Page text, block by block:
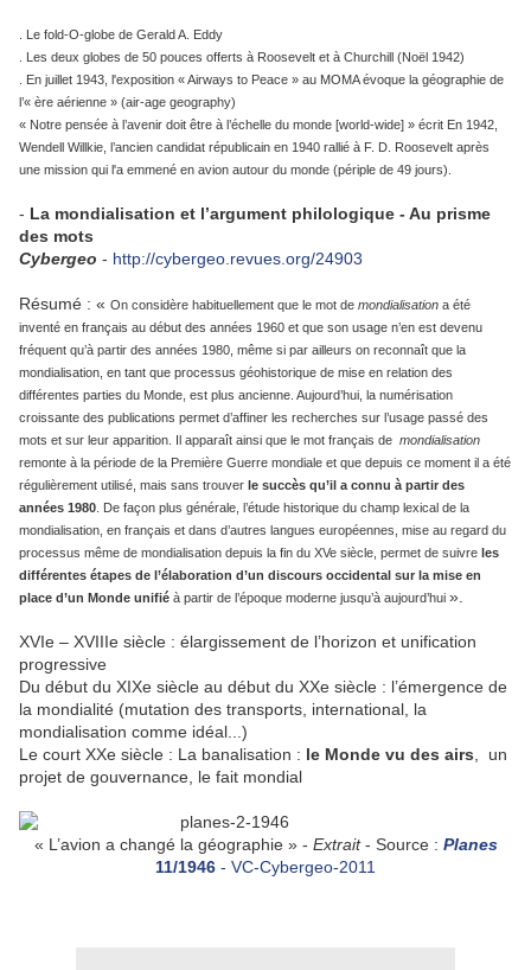
. Le fold-O-globe de Gerald A. Eddy
. Les deux globes de 50 pouces offerts à Roosevelt et à Churchill (Noël 1942)
. En juillet 1943, l'exposition « Airways to Peace » au MOMA évoque la géographie de
l’« ère aérienne » (air-age geography)
« Notre pensée à l’avenir doit être à l’échelle du monde [world-wide] » écrit En 1942,
Wendell Willkie, l’ancien candidat républicain en 1940 rallié à F. D. Roosevelt après
une mission qui l'a emmené en avion autour du monde (périple de 49 jours).
- La mondialisation et l’argument philologique - Au prisme
des mots
Cybergeo - http://cybergeo.revues.org/24903
Résumé : « On considère habituellement que le mot de mondialisation a été
inventé en français au début des années 1960 et que son usage n’en est devenu
fréquent qu’à partir des années 1980, même si par ailleurs on reconnaît que la
mondialisation, en tant que processus géohistorique de mise en relation des
différentes parties du Monde, est plus ancienne. Aujourd’hui, la numérisation
croissante des publications permet d’affiner les recherches sur l’usage passé des
mots et sur leur apparition. Il apparaît ainsi que le mot français de mondialisation
remonte à la période de la Première Guerre mondiale et que depuis ce moment il a été
régulièrement utilisé, mais sans trouver le succès qu’il a connu à partir des
années 1980 . De façon plus générale, l’étude historique du champ lexical de la
mondialisation, en français et dans d’autres langues européennes, mise au regard du
processus même de mondialisation depuis la fin du XVe siècle, permet de suivre les
différentes étapes de l’élaboration d’un discours occidental sur la mise en
place d’un Monde unifié à partir de l’époque moderne jusqu’à aujourd’hui ».
XVIe – XVIIIe siècle : élargissement de l’horizon et unification
progressive
Du début du XIXe siècle au début du XXe siècle : l’émergence de
la mondialité (mutation des transports, international, la
mondialisation comme idéal...)
Le court XXe siècle : La banalisation : le Monde vu des airs , un
projet de gouvernance, le fait mondial
« L’avion a changé la géographie » - Extrait- Source : Planes
11/1946 - VC-Cybergeo-2011